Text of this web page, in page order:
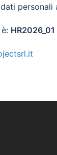
personali
HR2026_01